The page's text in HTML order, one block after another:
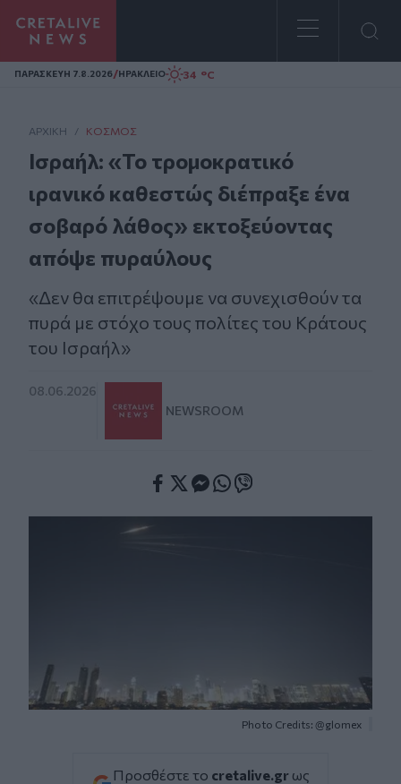
Homepage
ΠΑΡΑΣΚΕΥΗ 7.8.2026/ΗΡΑΚΛΕΙΟ 34 °C
ΑΡΧΙΚΗ / ΚΌΣΜΟΣ
Ισραήλ: «Το τρομοκρατικό
ιρανικό καθεστώς διέπραξε ένα
σοβαρό λάθος» εκτοξεύοντας
απόψε πυραύλους
«Δεν θα επιτρέψουμε να συνεχισθούν τα
πυρά με στόχο τους πολίτες του Κράτους
του Ισραήλ»
08.06.2026
NEWSROOM
Photo Credits: @glomex
Προσθέστε το cretalive.gr ως